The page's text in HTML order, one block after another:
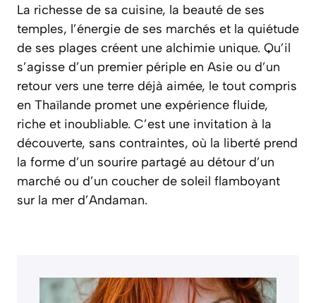
La richesse de sa cuisine, la beauté de ses
temples, l’énergie de ses marchés et la quiétude
de ses plages créent une alchimie unique. Qu’il
s’agisse d’un premier périple en Asie ou d’un
retour vers une terre déjà aimée, le tout compris
en Thaïlande promet une expérience fluide,
riche et inoubliable. C’est une invitation à la
découverte, sans contraintes, où la liberté prend
la forme d’un sourire partagé au détour d’un
marché ou d’un coucher de soleil flamboyant
sur la mer d’Andaman.